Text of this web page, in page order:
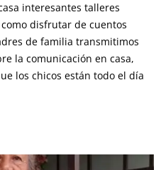
interesantes talleres
disfrutar de cuentos
de familia transmitimos
la comunicación en casa,
los chicos están todo el día